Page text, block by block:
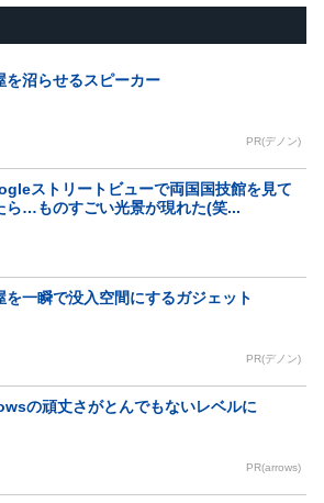
を沼らせるスピーカー
PR(デノン)
ストリートビューで両国国技館を見て
ら…ものすごい光景が現れた(笑...
を一瞬で没入空間にするガジェット
PR(デノン)
の頑丈さがとんでもないレベルに
PR(arrows)